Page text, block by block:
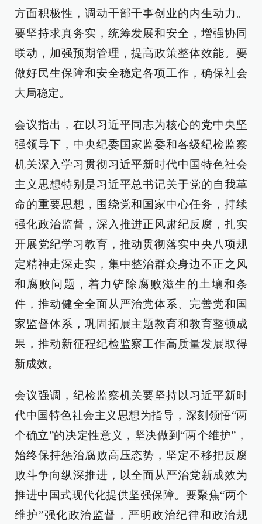
方面积极性，调动干部干事创业的内生动力。
要坚持求真务实，统筹发展和安全，增强协同
联动，加强预期管理，提高政策整体效能。要
做好民生保障和安全稳定各项工作，确保社会
大局稳定。
会议指出，在以习近平同志为核心的党中央坚
强领导下，中央纪委国家监委和各级纪检监察
机关深入学习贯彻习近平新时代中国特色社会
主义思想特别是习近平总书记关于党的自我革
命的重要思想，围绕党和国家中心任务，持续
强化政治监督，深入推进正风肃纪反腐，扎实
开展党纪学习教育，推动贯彻落实中央八项规
定精神走深走实，集中整治群众身边不正之风
和腐败问题，着力铲除腐败滋生的土壤和条
件，推动健全全面从严治党体系、完善党和国
家监督体系，巩固拓展主题教育和教育整顿成
果，推动新征程纪检监察工作高质量发展取得
新成效。
会议强调，纪检监察机关要坚持以习近平新时
代中国特色社会主义思想为指导，深刻领悟“两
个确立”的决定性意义，坚决做到“两个维护”，
始终保持惩治腐败高压态势，坚定不移把反腐
败斗争向纵深推进，以全面从严治党新成效为
推进中国式现代化提供坚强保障。要聚焦“两个
维护”强化政治监督，严明政治纪律和政治规